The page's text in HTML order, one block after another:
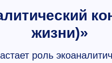
жизни)»
роль